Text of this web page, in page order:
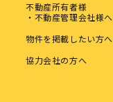
不動産所有者様
・不動産管理会社様へ
物件を掲載したい方へ
協力会社の方へ